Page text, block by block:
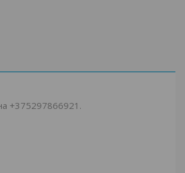
+375297866921.